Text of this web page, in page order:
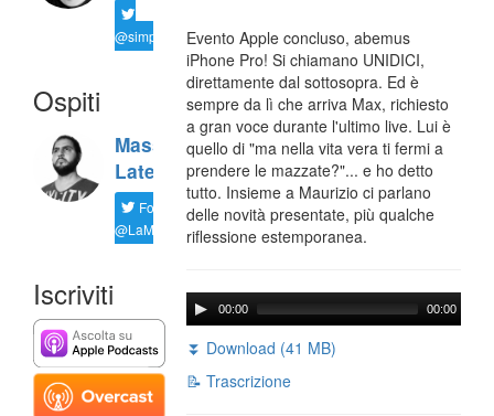
@simplemal
Ospiti
Massimiliano
Latella
Follow
@LaMaxImages
Iscriviti
Evento Apple concluso, abemus
iPhone Pro! Si chiamano UNIDICI,
direttamente dal sottosopra. Ed è
sempre da lì che arriva Max, richiesto
a gran voce durante l'ultimo live. Lui è
quello di "ma nella vita vera ti fermi a
prendere le mazzate?"... e ho detto
tutto. Insieme a Maurizio ci parlano
delle novità presentate, più qualche
riflessione estemporanea.
00:00 00:00
⏬ Download (41 MB)
📝 Trascrizione